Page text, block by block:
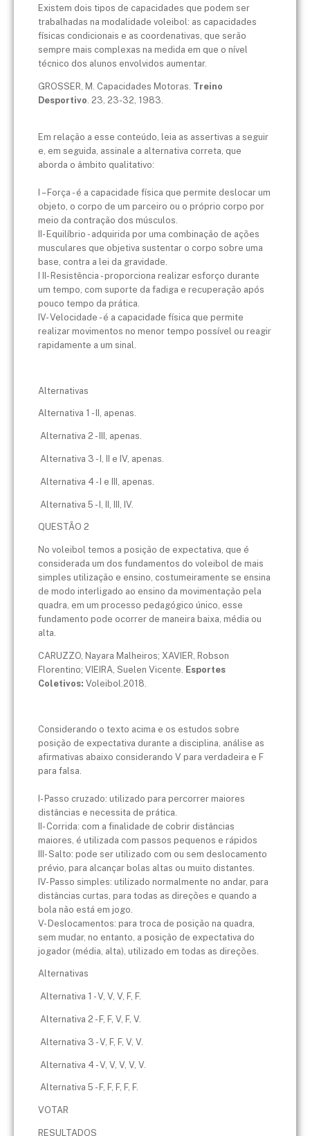
Existem dois tipos de capacidades que podem ser
trabalhadas na modalidade voleibol: as capacidades
físicas condicionais e as coordenativas, que serão
sempre mais complexas na medida em que o nível
técnico dos alunos envolvidos aumentar.
GROSSER, M. Capacidades Motoras. Treino
Desportivo. 23, 23-32, 1983.
Em relação a esse conteúdo, leia as assertivas a seguir
e, em seguida, assinale a alternativa correta, que
aborda o âmbito qualitativo:
I – Força - é a capacidade física que permite deslocar um
objeto, o corpo de um parceiro ou o próprio corpo por
meio da contração dos músculos.
II- Equilíbrio - adquirida por uma combinação de ações
musculares que objetiva sustentar o corpo sobre uma
base, contra a lei da gravidade.
I II- Resistência - proporciona realizar esforço durante
um tempo, com suporte da fadiga e recuperação após
pouco tempo da prática.
IV- Velocidade - é a capacidade física que permite
realizar movimentos no menor tempo possível ou reagir
rapidamente a um sinal.
Alternativas
Alternativa 1 - II, apenas.
Alternativa 2 - III, apenas.
Alternativa 3 - I, II e IV, apenas.
Alternativa 4 - I e III, apenas.
Alternativa 5 - I, II, III, IV.
QUESTÃO 2
No voleibol temos a posição de expectativa, que é
considerada um dos fundamentos do voleibol de mais
simples utilização e ensino, costumeiramente se ensina
de modo interligado ao ensino da movimentação pela
quadra, em um processo pedagógico único, esse
fundamento pode ocorrer de maneira baixa, média ou
alta.
CARUZZO, Nayara Malheiros; XAVIER, Robson
Florentino; VIEIRA, Suelen Vicente. Esportes
Coletivos: Voleibol.2018.
Considerando o texto acima e os estudos sobre
posição de expectativa durante a disciplina, análise as
afirmativas abaixo considerando V para verdadeira e F
para falsa.
I- Passo cruzado: utilizado para percorrer maiores
distâncias e necessita de prática.
II- Corrida: com a finalidade de cobrir distâncias
maiores, é utilizada com passos pequenos e rápidos
III- Salto: pode ser utilizado com ou sem deslocamento
prévio, para alcançar bolas altas ou muito distantes.
IV- Passo simples: utilizado normalmente no andar, para
distâncias curtas, para todas as direções e quando a
bola não está em jogo.
V- Deslocamentos: para troca de posição na quadra,
sem mudar, no entanto, a posição de expectativa do
jogador (média, alta), utilizado em todas as direções.
Alternativas
Alternativa 1 - V, V, V, F, F.
Alternativa 2 - F, F, V, F, V.
Alternativa 3 - V, F, F, V, V.
Alternativa 4 - V, V, V, V, V.
Alternativa 5 - F, F, F, F, F.
VOTAR
RESULTADOS